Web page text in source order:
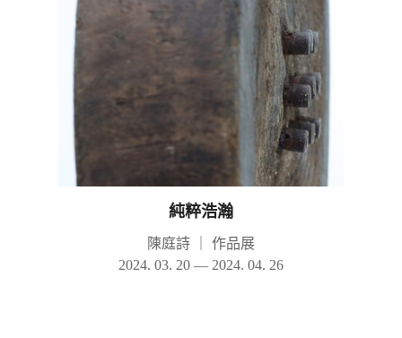
純粹浩瀚
陳庭詩
作品展
2024. 03. 20 — 2024. 04. 26